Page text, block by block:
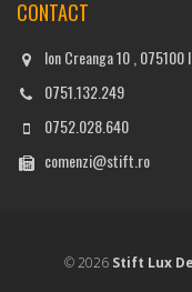
CONTACT
Ion Creanga 10 ,
0751.132.249
0752.028.640
comenzi@stift.ro
© 2026 Stift Lux